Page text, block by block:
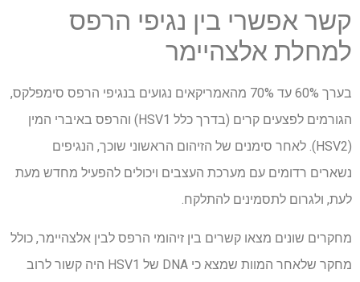
קשר אפשרי בין נגיפי הרפס
למחלת אלצהיימר
בערך 60% עד 70% מהאמריקאים נגועים בנגיפי הרפס סימפלקס,
הגורמים לפצעים קרים (בדרך כלל HSV1) והרפס באיברי המין
(HSV2). לאחר סימנים של הזיהום הראשוני שוכך, הנגיפים
נשארים רדומים עם מערכת העצבים ויכולים להפעיל מחדש מעת
לעת, ולגרום לתסמינים להתלקח.
מחקרים שונים מצאו קשרים בין זיהומי הרפס לבין אלצהיימר, כולל
מחקר שלאחר המוות שמצא כי DNA של HSV1 היה קשור לרוב